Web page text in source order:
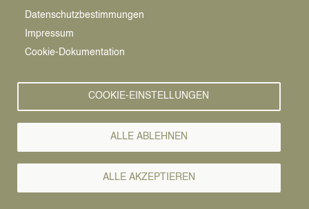
Wirtschafts-
News
Datenschutzbestimmungen
Impressum
Cookie-Dokumentation
COOKIE-EINSTELLUNGEN
ALLE ABLEHNEN
ALLE AKZEPTIEREN